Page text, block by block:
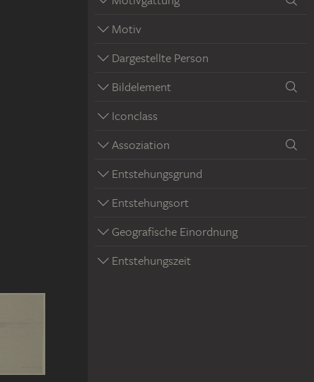
Motiv
Dargestellte Person
Bildelement
Iconclass
Assoziation
Entstehungsgrund
Entstehungsort
Geografische Einordnung
Entstehungszeit